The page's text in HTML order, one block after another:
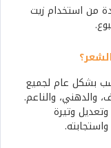
من استخدام زيت
بشكل عام لجميع
والدهني، والناعم.
وتيرة